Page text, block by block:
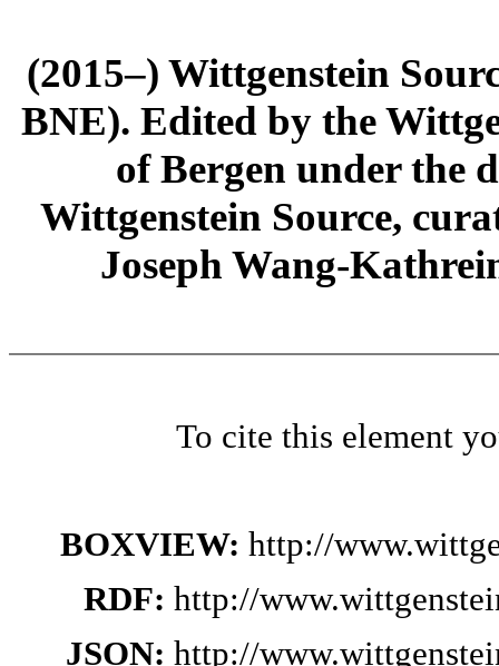
(2015–) Wittgenstein
BNE). Edited by the
of Bergen under the
Wittgenstein Source,
Joseph Wang-
To cite this element
BOXVIEW: http://
RDF: http://
JSON: http://